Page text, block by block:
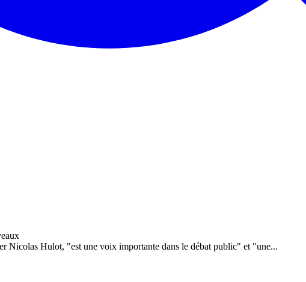
Nicolas Hulot, "est une voix importante dans le débat public" et "une...